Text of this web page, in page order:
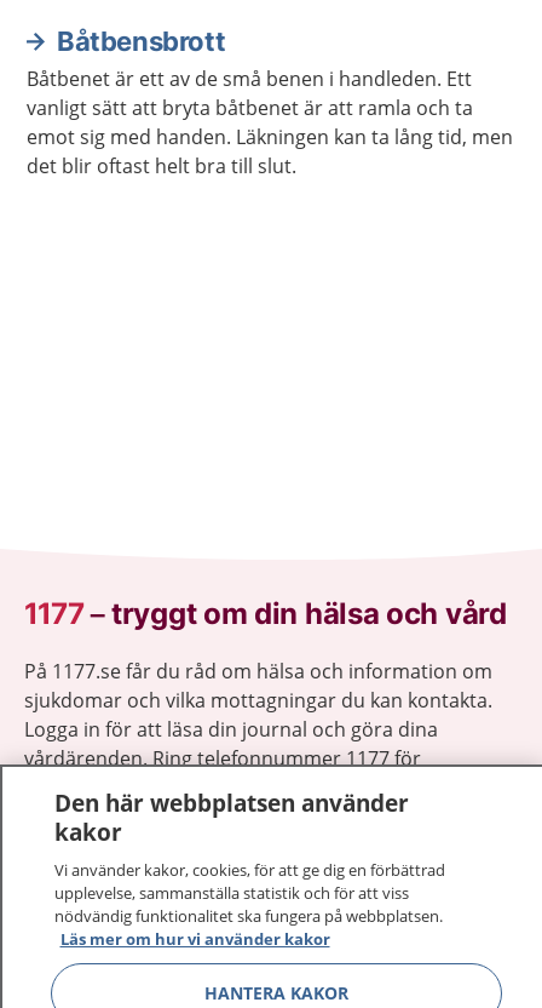
Båtbensbrott
Båtbenet är ett av de små benen i handleden. Ett
vanligt sätt att bryta båtbenet är att ramla och ta
emot sig med handen. Läkningen kan ta lång tid, men
det blir oftast helt bra till slut.
1177–tryggt om din hälsa och vård
På 1177.se får du råd om hälsa och information om
sjukdomar och vilka mottagningar du kan kontakta.
Logga in för att läsa din journal och göra dina
vårdärenden. Ring telefonnummer 1177 för
sjukvårdsrådgivning dygnet runt.
1177 ger dig råd när du vill må bättre.
1177 på flera språk Visa
Den här webbplatsen använder
kakor
Vi använder kakor, cookies, för att ge dig en förbättrad
upplevelse, sammanställa statistik och för att viss
nödvändig funktionalitet ska fungera på webbplatsen.
Läs mer om hur vi använder kakor
HANTERA KAKOR